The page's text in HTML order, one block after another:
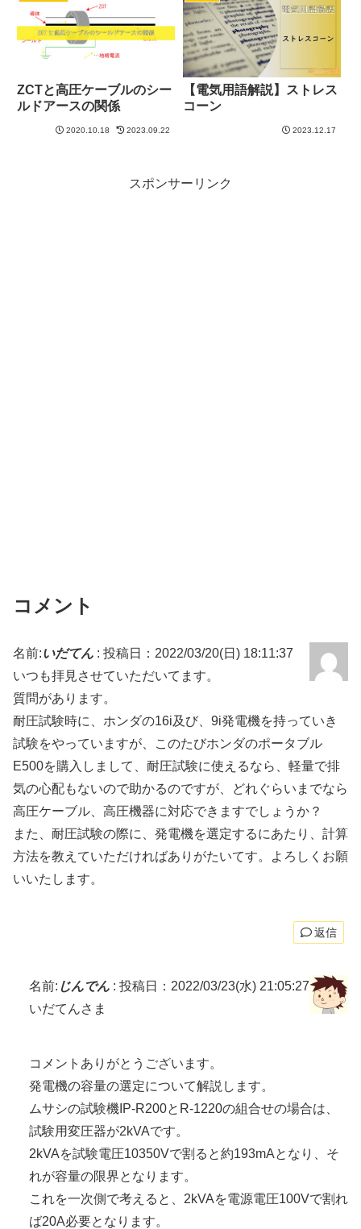
ZCTと高圧ケーブルのシー
ルドアースの関係
2020.10.18 2023.09.22
【電気用語解説】ストレス
コーン
2023.12.17
スポンサーリンク
コメント
名前:いだてん : 投稿日：2022/03/20(日) 18:11:37
いつも拝見させていただいてます。
質問があります。
耐圧試験時に、ホンダの16i及び、9i発電機を持っていき
試験をやっていますが、このたびホンダのポータブル
E500を購入しまして、耐圧試験に使えるなら、軽量で排
気の心配もないので助かるのですが、どれぐらいまでなら
高圧ケーブル、高圧機器に対応できますでしょうか？
また、耐圧試験の際に、発電機を選定するにあたり、計算
方法を教えていただければありがたいてす。よろしくお願
いいたします。
返信
名前: じんでん : 投稿日：2022/03/23(水) 21:05:27
いだてんさま
コメントありがとうございます。
発電機の容量の選定について解説します。
ムサシの試験機IP-R200とR-1220の組合せの場合は、
試験用変圧器が2kVAです。
2kVAを試験電圧10350Vで割ると約193mAとなり、そ
れが容量の限界となります。
これを一次側で考えると、2kVAを電源電圧100Vで割れ
ば20A必要となります。